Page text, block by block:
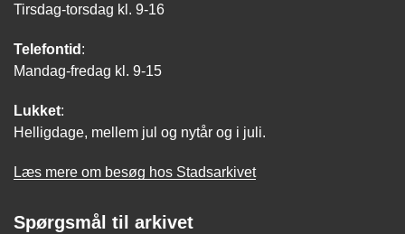
Tirsdag-torsdag kl. 9-16
Telefontid :
Mandag-fredag kl. 9-15
Lukket:
Helligdage, mellem jul og nytår og i juli.
Læs mere om besøg hos Stadsarkivet
Spørgsmål til arkivet